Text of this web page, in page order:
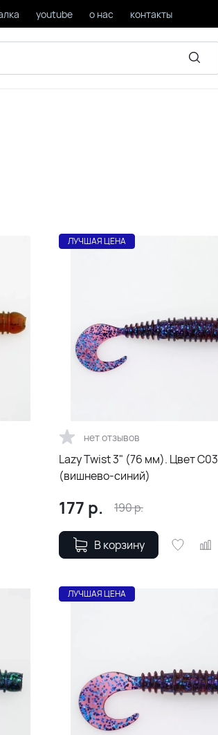
youtube о нас контакты
ЛУЧШАЯ ЦЕНА
нет отзывов
Lazy Twist 3" (76 мм). Цвет С03
(вишнево-синий)
177 р. 190р.
В корзину
ЛУЧШАЯ ЦЕНА